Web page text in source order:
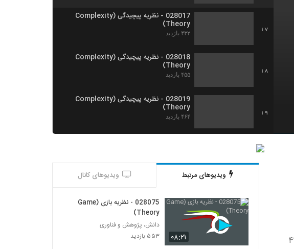
17
028017 - نظریه پیچیدگی (Complexity
Theory)
۴۳۲ بازدید
18
028018 - نظریه پیچیدگی (Complexity
Theory)
۴۵۵ بازدید
19
028019 - نظریه پیچیدگی (Complexity
Theory)
۴۶۴ بازدید
20
028021 - نظریه پیچیدگی (Complexity
۴۶۰ بازدید
028022 - نظریه پیچیدگی (Complexity
Theory)
۴۸۵ بازدید
ویدیوهای مرتبط ویدیوهای کانال
۰۸:۲۱
028075 - نظریه بازی (Game
Theory)
دانش، پژوهش و فناوری
۵۵۳ بازدید